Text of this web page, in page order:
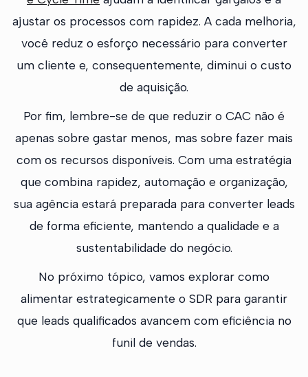
ajustar os processos com rapidez. A cada melhoria,
você reduz o esforço necessário para converter
um cliente e, consequentemente, diminui o custo
de aquisição.
Por fim, lembre-se de que reduzir o CAC não é
apenas sobre gastar menos, mas sobre fazer mais
com os recursos disponíveis. Com uma estratégia
que combina rapidez, automação e organização,
sua agência estará preparada para converter leads
de forma eficiente, mantendo a qualidade e a
sustentabilidade do negócio.
No próximo tópico, vamos explorar como
alimentar estrategicamente o SDR para garantir
que leads qualificados avancem com eficiência no
funil de vendas.